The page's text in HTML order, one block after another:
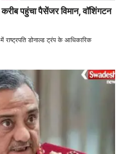
पहुंचा पैसेंजर विमान, वॉशिंगटन
राष्ट्रपति डोनाल्ड ट्रंप के आधिकारिक